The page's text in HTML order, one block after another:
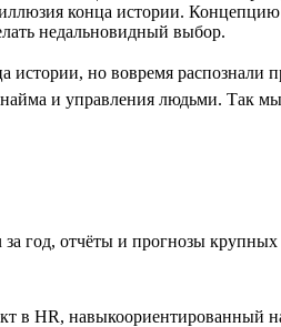
конца истории.
недальновидный выбор.
истории, но вовремя распознали
и управления людьми. Так
год, отчёты и прогнозы
в HR, навыкоориентированный